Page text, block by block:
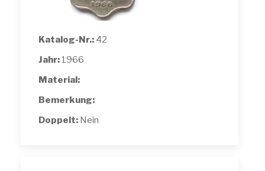
Katalog-Nr.: 42
Jahr: 1966
Material:
Bemerkung:
Doppelt: Nein